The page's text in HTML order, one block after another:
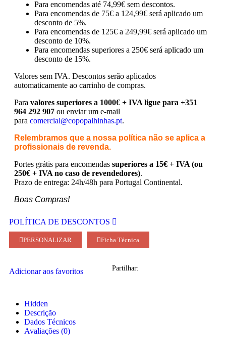
Para encomendas até 74,99€ sem descontos.
Para encomendas de 75€ a 124,99€ será aplicado um
desconto de 5%.
Para encomendas de 125€ a 249,99€ será aplicado um
desconto de 10%.
Para encomendas superiores a 250€ será aplicado um
desconto de 15%.
Valores sem IVA. Descontos serão aplicados
automaticamente ao carrinho de compras.
Para valores superiores a 1000€ + IVA ligue para +351
964 292 907 ou enviar um e-mail
para comercial@copopalhinhas.pt.
Relembramos que a nossa política não se aplica a
profissionais de revenda.
Portes grátis para encomendas superiores a 15€ + IVA (ou
250€ + IVA no caso de revendedores).
Prazo de entrega: 24h/48h para Portugal Continental.
Boas Compras!
POLÍTICA DE DESCONTOS
PERSONALIZAR Ficha Técnica
Adicionar aos favoritos Partilhar:
Hidden
Descrição
Dados Técnicos
Avaliações (0)